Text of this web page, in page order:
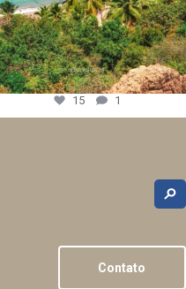
15 1
Contato